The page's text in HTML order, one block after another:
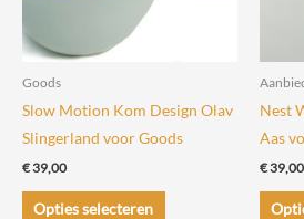
Goods
Slow Motion Kom Design Olav
Slingerland voor Goods
€39,00
Opties selecteren
Dit
Nest
Aas
€39,00